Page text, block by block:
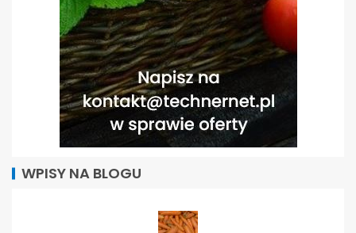
WPISY NA BLOGU